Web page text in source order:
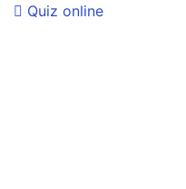
Quiz online